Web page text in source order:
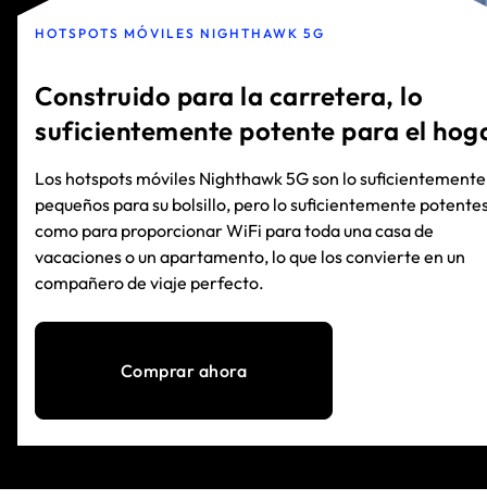
HOTSPOTS MÓVILES NIGHTHAWK 5G
Construido para la carretera, lo
suficientemente potente para el
Los hotspots móviles Nighthawk 5G son lo suficientemente
pequeños para su bolsillo, pero lo suficientemente
como para proporcionar WiFi para toda una casa de
vacaciones o un apartamento, lo que los convierte en un
compañero de viaje perfecto.
Comprar ahora